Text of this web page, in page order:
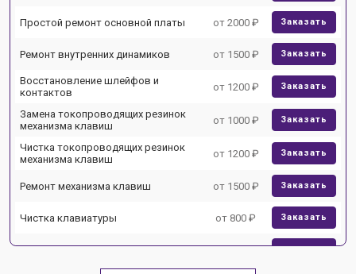
Простой ремонт основной платы от 2000 ₽ Заказать
Ремонт внутренних динамиков от 1500 ₽ Заказать
Восстановление шлейфов и
контактов
от 1200 ₽ Заказать
Замена токопроводящих резинок
механизма клавиш
от 1000 ₽ Заказать
Чистка токопроводящих резинок
механизма клавиш
от 1200 ₽ Заказать
Ремонт механизма клавиш от 1500 ₽ Заказать
Чистка клавиатуры от 800 ₽ Заказать
Ремонт клавиш от 1500 ₽ Заказать